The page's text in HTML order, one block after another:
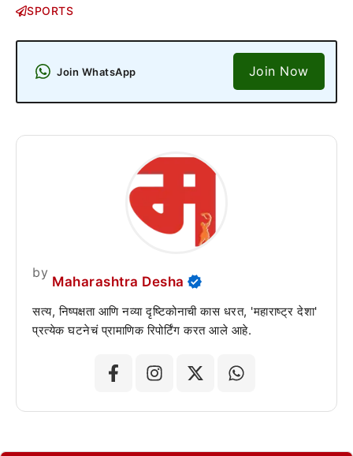
SPORTS
Join WhatsApp Join Now
by
Maharashtra Desha
सत्य, निष्पक्षता आणि नव्या दृष्टिकोनाची कास धरत, 'महाराष्ट्र देशा'
प्रत्येक घटनेचं प्रामाणिक रिपोर्टिंग करत आले आहे.